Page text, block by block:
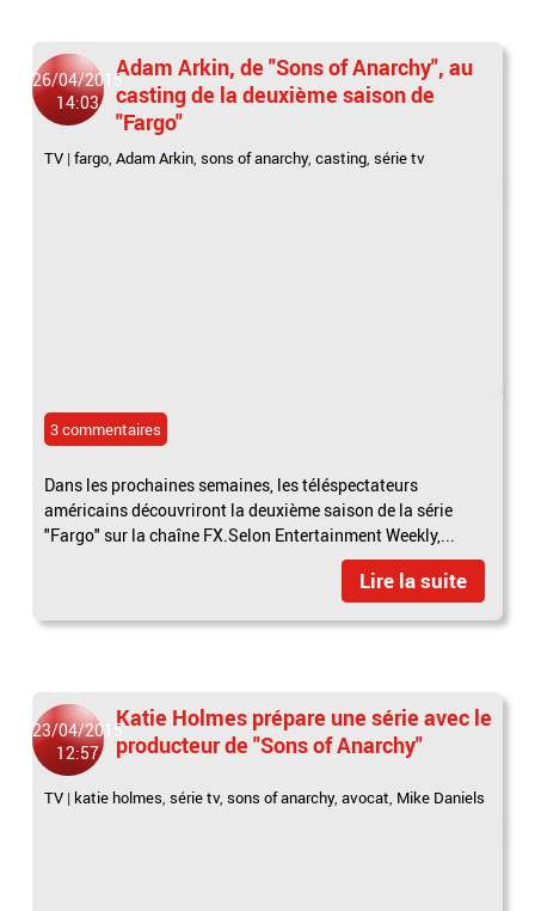
26/04/2015
14:03
Adam Arkin, de "Sons of Anarchy", au
casting de la deuxième saison de
"Fargo"
TV |fargo,Adam Arkin,sons of anarchy,casting,série tv
3 commentaires
Dans les prochaines semaines, les téléspectateurs
américains découvriront la deuxième saison de la série
"Fargo" sur la chaîne FX.Selon Entertainment Weekly,...
Lire la suite
23/04/2015
12:57
Katie Holmes prépare une série avec le
producteur de "Sons of Anarchy"
TV | katie holmes,série tv,sons of anarchy,avocat, Mike Daniels